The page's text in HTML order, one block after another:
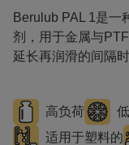
Berulub PAL 1是一
剂，用于金属与
延长再润滑的间隔时
高负荷
适用于塑料的